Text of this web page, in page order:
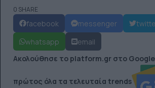
0 SHARE
facebook messenger
whatsapp
email
Ακολούθησε το platform.gr στο Google
πρώτος όλα τα τελευταία trends